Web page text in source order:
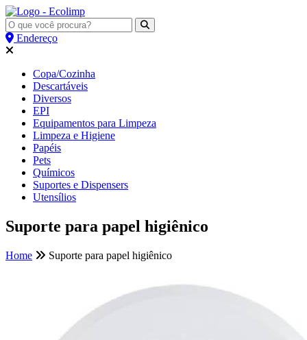
Endereço
Copa/Cozinha
Descartáveis
Diversos
EPI
Equipamentos para Limpeza
Limpeza e Higiene
Papéis
Pets
Químicos
Suportes e Dispensers
Utensílios
Suporte para papel higiênico
Home Suporte para papel higiênico